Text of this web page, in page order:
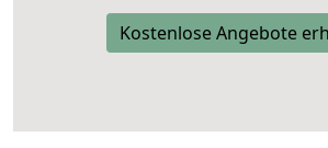
Kostenlose Angebote